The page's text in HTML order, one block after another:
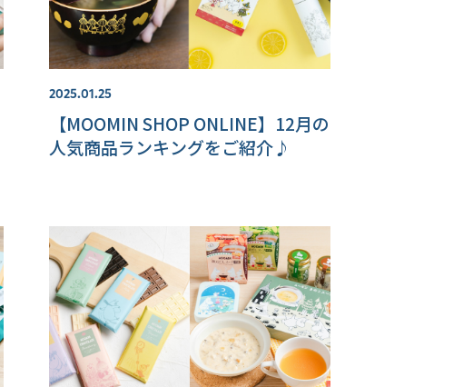
2025.01.25
【MOOMIN SHOP ONLINE】12月の
人気商品ランキングをご紹介♪